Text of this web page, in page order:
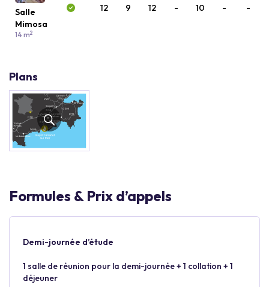
Salle
Mimosa
14 m2
12 9 12 - 10 - -
Plans
Formules & Prix d’appels
Demi-journée d’étude
1 salle de réunion pour la demi-journée + 1 collation + 1
déjeuner